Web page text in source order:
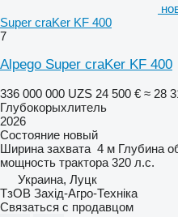
Super craKer KF 400
7
Alpego Super craKer KF 400
336 000 000 UZS 24 500 € ≈ 28
Глубокорыхлитель
2026
Состояние новый
Ширина захвата 4 м Глубина
мощность трактора 320 л.с.
Украина, Луцк
ТзОВ Захід-Агро-Техніка
Связаться с продавцом